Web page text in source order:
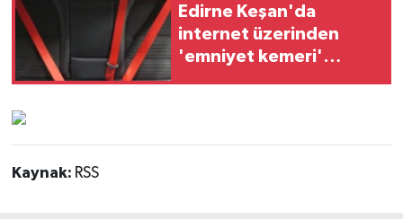
Edirne Keşan'da
internet üzerinden
'emniyet kemeri'
Kaynak: RSS